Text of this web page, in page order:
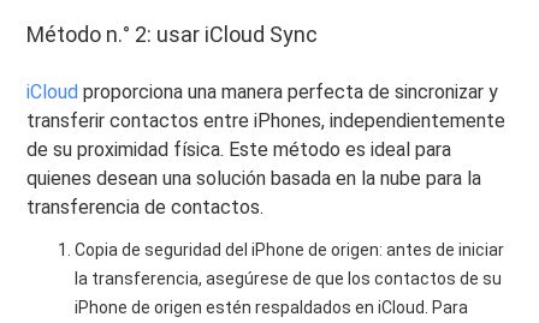
Método n.° 2: usar iCloud Sync
iCloud proporciona una manera perfecta de sincronizar y
transferir contactos entre iPhones, independientemente
de su proximidad física. Este método es ideal para
quienes desean una solución basada en la nube para la
transferencia de contactos.
Copia de seguridad del iPhone de origen: antes de iniciar
la transferencia, asegúrese de que los contactos de su
iPhone de origen estén respaldados en iCloud. Para